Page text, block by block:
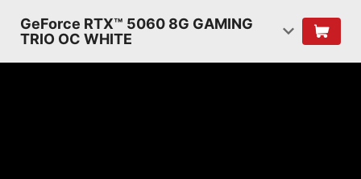
GeForce RTX™ 5060 8G GAMING
TRIO OC WHITE